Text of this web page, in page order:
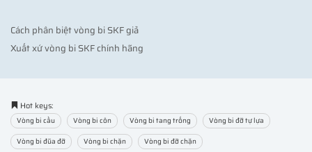
Cách phân biệt vòng bi SKF giả
Xuất xứ vòng bi SKF chính hãng
Hot keys:
Vòng bi cầu Vòng bi côn Vòng bi tang trống
Vòng bi đỡ tự lựa
Vòng bi đũa đỡ
Vòng bi chặn
Vòng bi đỡ chặn